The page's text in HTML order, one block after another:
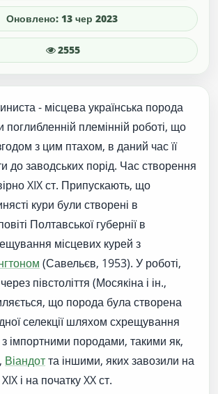
Оновлено: 13 чер 2023
2555
- місцева українська порода
поглибленній племінній роботі, що
з цим птахом, в даний час її
до заводських порід. Час створення
XIX ст. Припускають, що
кури були створені в
Полтавської губернії в
місцевих курей з
(Савельєв, 1953). У роботі,
півстоліття (Мосякiна і ін.,
що порода була створена
селекції шляхом схрещування
з імпортними породами, такими як,
, Віандотта іншими, яких завозили на
і на початку XX ст.